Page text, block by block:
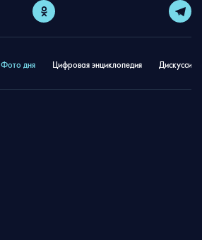
Фото дня Цифровая энциклопедия